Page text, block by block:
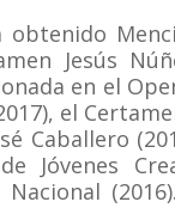
obtenido
Jesús
en el
el
Caballero
Jóvenes
Nacional